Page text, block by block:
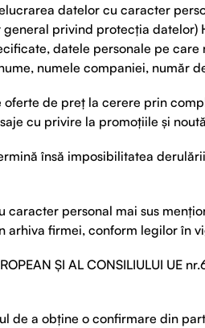
datelor cu caracter
privind protecția
datele personale pe
numele companiei, număr
de preț la cerere prin
cu privire la promoțiile și
însă imposibilitatea
personal mai sus
arhiva firmei, conform legilor în
ȘI AL CONSILIULUI UE
de a obține o confirmare din